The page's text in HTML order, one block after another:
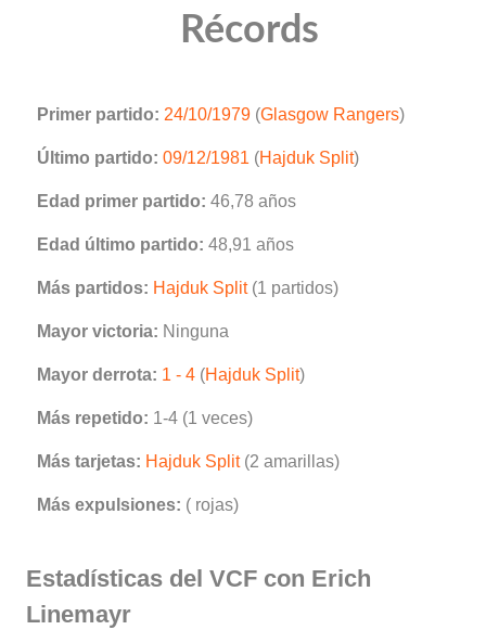
Récords
Primer partido: 24/10/1979 (Glasgow Rangers)
Último partido: 09/12/1981 (Hajduk Split)
Edad primer partido: 46,78 años
Edad último partido: 48,91 años
Más partidos: Hajduk Split(1 partidos)
Mayor victoria: Ninguna
Mayor derrota: 1 - 4 (Hajduk Split)
Más repetido: 1-4 (1 veces)
Más tarjetas: Hajduk Split(2 amarillas)
Más expulsiones: ( rojas)
Estadísticas del VCF con Erich
Linemayr